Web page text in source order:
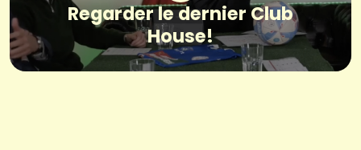
Regarder le dernier Club
House!